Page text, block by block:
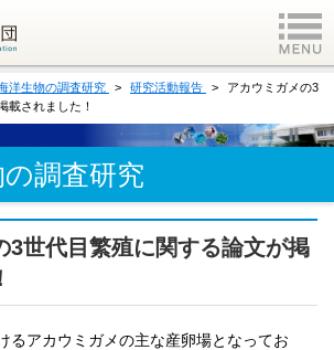
洋生物の調査研究 研究活動報告
アカウミガメの3
載されました！
調査研究
3世代目繁殖に関する論文が掲
るアカウミガメの主な産卵場となってお